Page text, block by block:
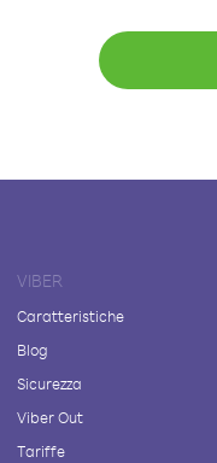
VIBER
Caratteristiche
Blog
Sicurezza
Viber Out
Tariffe